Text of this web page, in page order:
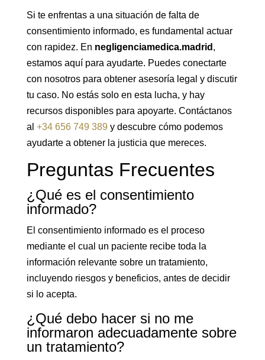
Si te enfrentas a una situación de falta de
consentimiento informado, es fundamental actuar
con rapidez. En negligenciamedica.madrid ,
estamos aquí para ayudarte. Puedes conectarte
con nosotros para obtener asesoría legal y discutir
tu caso. No estás solo en esta lucha, y hay
recursos disponibles para apoyarte. Contáctanos
al +34 656 749 389 y descubre cómo podemos
ayudarte a obtener la justicia que mereces.
Preguntas Frecuentes
¿Qué es el consentimiento
informado?
El consentimiento informado es el proceso
mediante el cual un paciente recibe toda la
información relevante sobre un tratamiento,
incluyendo riesgos y beneficios, antes de decidir
si lo acepta.
¿Qué debo hacer si no me
informaron adecuadamente sobre
un tratamiento?